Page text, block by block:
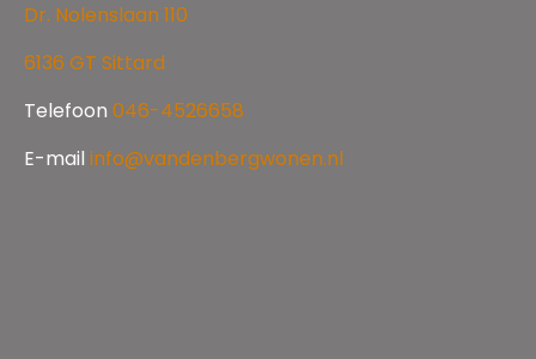
Dr. Nolenslaan 110
6136 GT Sittard
Telefoon 046-4526658
E-mail info@vandenbergwonen.nl